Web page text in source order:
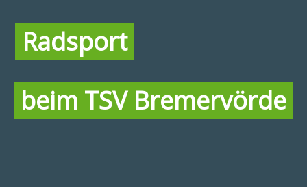
Radsport
beim TSV Bremervörde